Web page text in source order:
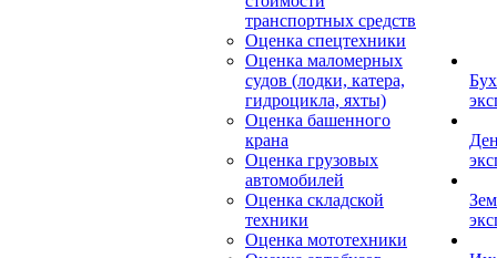
транспортных средств
Оценка спецтехники
Оценка маломерных
судов (лодки, катера,
гидроцикла, яхты)
Оценка башенного
крана
Оценка грузовых
автомобилей
Оценка складской
техники
Оценка мототехники